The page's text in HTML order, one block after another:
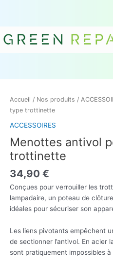
Accueil / Nos produits /
type trottinette
ACCESSOIRES
Menottes antivol
trottinette
34,90 €
Conçues pour verrouiller les
lampadaire, un poteau de
idéales pour sécuriser son
Les liens pivotants empêchent
de sectionner l’antivol. En acier
sont pratiquement impossibles à
de
Menottes
pour
tout
type
trottinette